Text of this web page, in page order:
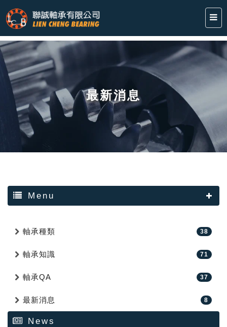
最新消息
Menu
軸承種類 38
軸承知識 71
軸承QA 37
最新消息 8
News